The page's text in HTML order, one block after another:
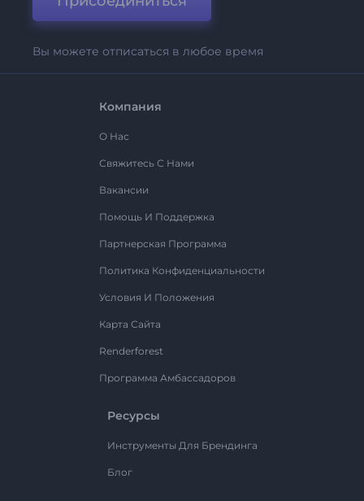
Вы можете отписаться в любое время
Компания
О Нас
Свяжитесь С Нами
Вакансии
Помощь И Поддержка
Партнерская Программа
Политика Конфиденциальности
Условия И Положения
Карта Сайта
Renderforest
Программа Амбассадоров
Ресурсы
Инструменты Для Брендинга
Блог